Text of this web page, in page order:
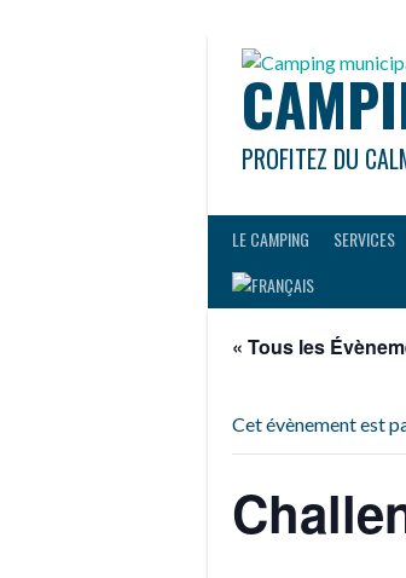
PROFITEZ DU
LE CAMPING SERVICES
« Tous les
Cet évènement est